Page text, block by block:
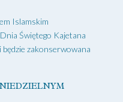
Islamskim
Świętego Kajetana
będzie zakonserwowana